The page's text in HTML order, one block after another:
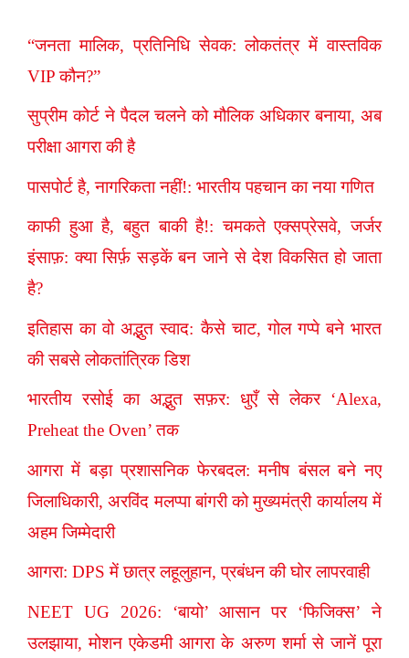
“जनता मालिक, प्रतिनिधि सेवक: लोकतंत्र में वास्तविक
VIP कौन?”
सुप्रीम कोर्ट ने पैदल चलने को मौलिक अधिकार बनाया, अब
परीक्षा आगरा की है
पासपोर्ट है, नागरिकता नहीं!: भारतीय पहचान का नया गणित
काफी हुआ है, बहुत बाकी है!: चमकते एक्सप्रेसवे, जर्जर
इंसाफ़: क्या सिर्फ़ सड़कें बन जाने से देश विकसित हो जाता
है?
इतिहास का वो अद्भुत स्वाद: कैसे चाट, गोल गप्पे बने भारत
की सबसे लोकतांत्रिक डिश
भारतीय रसोई का अद्भुत सफ़र: धुएँ से लेकर ‘Alexa,
Preheat the Oven’ तक
आगरा में बड़ा प्रशासनिक फेरबदल: मनीष बंसल बने नए
जिलाधिकारी, अरविंद मलप्पा बांगरी को मुख्यमंत्री कार्यालय में
अहम जिम्मेदारी
आगरा: DPS में छात्र लहूलुहान, प्रबंधन की घोर लापरवाही
NEET UG 2026: ‘बायो’ आसान पर ‘फिजिक्स’ ने
उलझाया, मोशन एकेडमी आगरा के अरुण शर्मा से जानें पूरा